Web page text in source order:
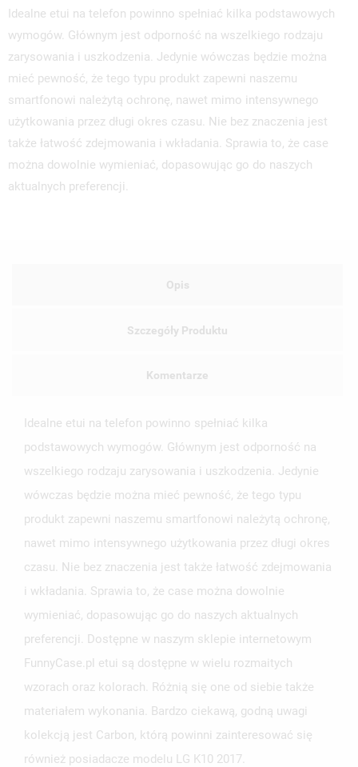
Idealne etui na telefon powinno spełniać kilka podstawowych
wymogów. Głównym jest odporność na wszelkiego rodzaju
zarysowania i uszkodzenia. Jedynie wówczas będzie można
mieć pewność, że tego typu produkt zapewni naszemu
smartfonowi należytą ochronę, nawet mimo intensywnego
użytkowania przez długi okres czasu. Nie bez znaczenia jest
także łatwość zdejmowania i wkładania. Sprawia to, że case
można dowolnie wymieniać, dopasowując go do naszych
aktualnych preferencji.
Opis
Szczegóły Produktu
Komentarze
Idealne etui na telefon powinno spełniać kilka
podstawowych wymogów. Głównym jest odporność na
wszelkiego rodzaju zarysowania i uszkodzenia. Jedynie
wówczas będzie można mieć pewność, że tego typu
produkt zapewni naszemu smartfonowi należytą ochronę,
nawet mimo intensywnego użytkowania przez długi okres
czasu. Nie bez znaczenia jest także łatwość zdejmowania
i wkładania. Sprawia to, że case można dowolnie
wymieniać, dopasowując go do naszych aktualnych
preferencji. Dostępne w naszym sklepie internetowym
FunnyCase.pl etui są dostępne w wielu rozmaitych
wzorach oraz kolorach. Różnią się one od siebie także
materiałem wykonania. Bardzo ciekawą, godną uwagi
kolekcją jest Carbon, którą powinni zainteresować się
również posiadacze modelu LG K10 2017.